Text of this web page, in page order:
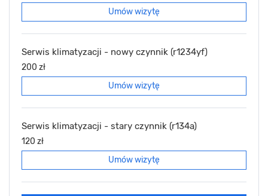
Umów wizytę
Serwis klimatyzacji - nowy czynnik (r1234yf)
200 zł
Umów wizytę
Serwis klimatyzacji - stary czynnik (r134a)
120 zł
Umów wizytę